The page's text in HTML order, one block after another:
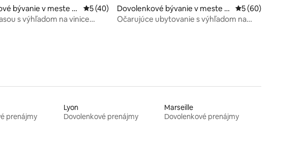
z 5, počet hodnotení: 168
bývanie v meste B
Priemerné ohodnotenie 5 z 5, počet hodnotení: 40
5 (40)
s výhľadom na vinice
Dovolenkové bývanie v meste S
erralunga d'Alba
Priemerné
5 (60)
Očarujúce ubytovanie s výhľadom na
prenájmy
Lyon
Dovolenkové prenájmy
Marseille
Dovolenkové prenájmy